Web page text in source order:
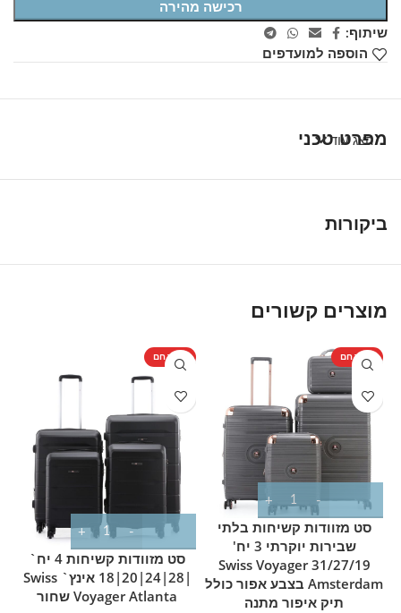
רכישה מהירה
שיתוף:
הוספה למועדפים
מפרט טכני
הצג עוד
ביקורות
מוצרים קשורים
מוצר חם
סט מזוודות קשיחות בלתי
שבירות יוקרתי 3 יח'
31/27/19 Swiss Voyager
Amsterdam בצבע אפור כולל
תיק איפור מתנה
מוצר חם
סט מזוודות קשיחות 4 יח`
|28|24|20|18 אינץ` Swiss
Voyager Atlanta שחור